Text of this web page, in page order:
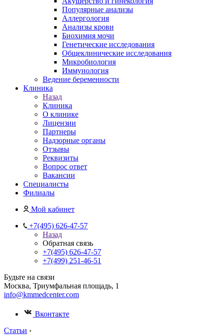
Популярные анализы
Аллергология
Анализы крови
Биохимия мочи
Генетические исследования
Общеклинические исследования
Микробиология
Иммунология
Ведение беременности
Клиника
Назад
Клиника
О клинике
Лицензии
Партнеры
Надзорные органы
Отзывы
Реквизиты
Вопрос ответ
Вакансии
Специалисты
Филиалы
Мой кабинет
+7(495) 626-47-57
Назад
Обратная связь
+7(495) 626-47-57
+7(499) 251-46-51
Будьте на связи
Москва, Триумфальная площадь, 1
info@kmmedcenter.com
Вконтакте
Статьи ›